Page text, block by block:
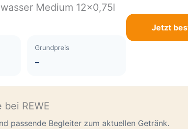
Medium 12×0,75l
Grundpreis
–
Jetzt
REWE
passende Begleiter zum aktuellen Getränk.